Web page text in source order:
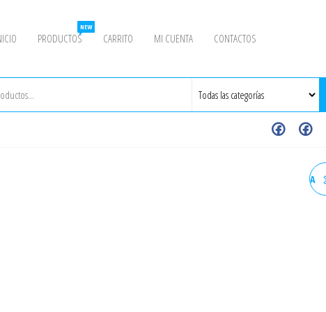
PRODUCTOS
NEW
CARRITO MI CUENTA CONTACTOS
EMPAQUE SANITARIO PARA